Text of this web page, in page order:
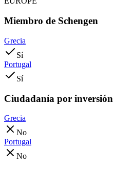
Miembro de Schengen
Grecia
Sí
Portugal
Sí
Ciudadanía por inversión
Grecia
No
Portugal
No